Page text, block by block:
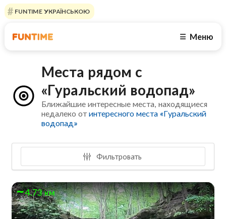
FUNTIME УКРАЇНСЬКОЮ
☰ Меню
Места рядом с
«Гуральский водопад»
Ближайшие интересные места, находящиеся
недалеко отинтересного места «Гуральский
водопад»
Фильтровать
4.73 км